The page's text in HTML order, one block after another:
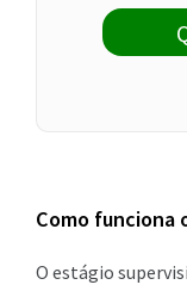
Como funciona
O estágio